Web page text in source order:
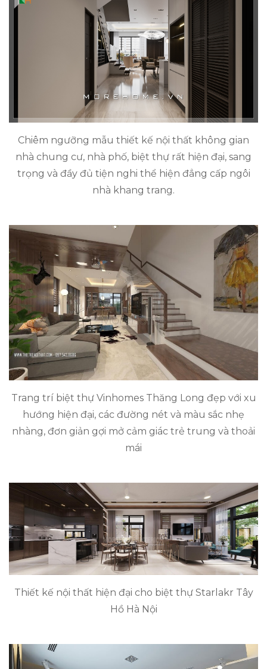
Chiêm ngưỡng mẫu thiết kế nội thất không gian
nhà chung cư, nhà phố, biệt thự rất hiện đại, sang
trọng và đầy đủ tiện nghi thể hiện đẳng cấp ngôi
nhà khang trang.
Trang trí biệt thự Vinhomes Thăng Long đẹp với xu
hướng hiện đại, các đường nét và màu sắc nhẹ
nhàng, đơn giản gợi mở cảm giác trẻ trung và thoải
mái
Thiết kế nội thất hiện đại cho biệt thự Starlakr Tây
Hồ Hà Nội